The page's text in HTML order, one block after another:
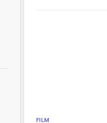
FILM